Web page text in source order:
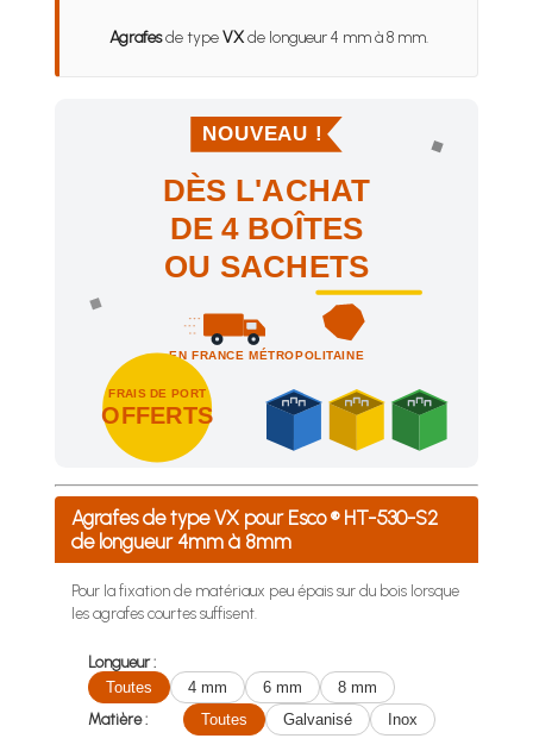
Agrafesde typeVXde longueur 4 mm à 8 mm.
NOUVEAU !
DÈS L'ACHAT
DE 4 BOÎTES
OU SACHETS
EN FRANCE MÉTROPOLITAINE
FRAIS DE PORT
OFFERTS
Achetez 4 sachets ou boîtes d'agrafes ou de pointes et
Agrafes de type VX pour Esco ® HT-530-S2
de longueur 4mm à 8mm
Pour la fixation de matériaux peu épais sur du bois lorsque
les agrafes courtes suffisent.
Longueur :
Toutes
4 mm 6 mm
8 mm
Matière :
Toutes Galvanisé Inox